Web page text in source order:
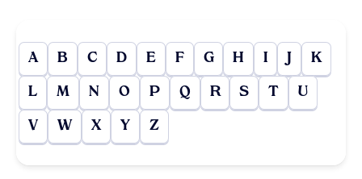
A B C D E F G H I J K
L M N O P Q R S T U
V W X Y Z